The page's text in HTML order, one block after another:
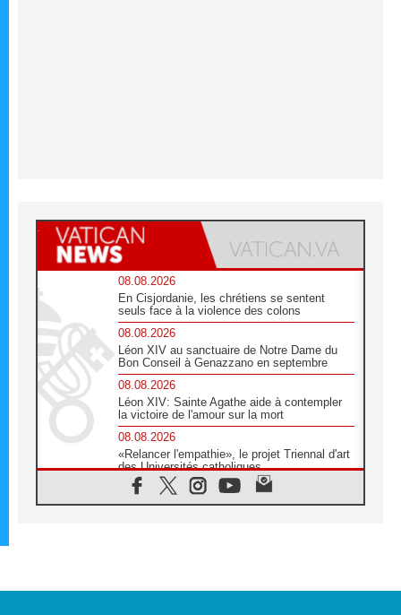
08.08.2026
En Cisjordanie, les chrétiens se sentent
seuls face à la violence des colons
08.08.2026
Léon XIV au sanctuaire de Notre Dame du
Bon Conseil à Genazzano en septembre
08.08.2026
Léon XIV: Sainte Agathe aide à contempler
la victoire de l'amour sur la mort
08.08.2026
«Relancer l'empathie», le projet Triennal d'art
des Universités catholiques
08.08.2026
Signis 2026, donner la parole aux religieuses
07.08.2026